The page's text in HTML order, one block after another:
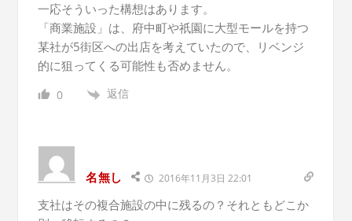
一応そういった構想はあります。
「商業施設」は、府中町や祇園に大型モールを持つ
某社が5街区への出店を考えていたので、リベンジ
的に狙ってくる可能性も否めません。
0 返信
名無し 2016年11月3日 22:01
支社はその複合施設の中に残るの？それともどこか